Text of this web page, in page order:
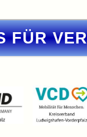
FÜR